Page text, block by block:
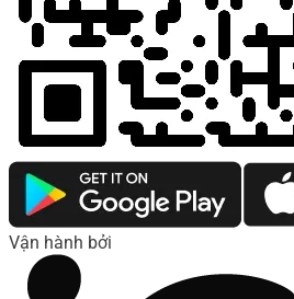
Vận hành bởi